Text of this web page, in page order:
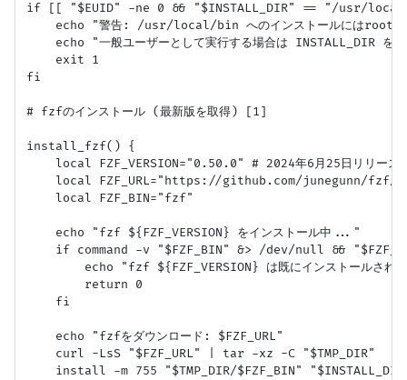
if [[ "$EUID" -ne 0 && "$INSTALL_DIR" == "/usr/
echo "警告: /usr/local/bin へのインストールにはroot権
echo "一般ユーザーとして実行する場合は INSTALL_DIR
    exit 1
fi
# fzfのインストール (最新版を取得) [1]
install_fzf() {
local FZF_VERSION="0.50.0" # 2024年6月25日リリース
local FZF_URL="https://github.com/junegunn/
    local FZF_BIN="fzf"
    echo "fzf ${FZF_VERSION} をインストール中..."
if command -v "$FZF_BIN" &> /dev/null &&
echo "fzf ${FZF_VERSION} は既にインストールされて
        return 0
    fi
    echo "fzfをダウンロード: $FZF_URL"
    curl -LsS "$FZF_URL" | tar -xz -C "$TMP_DIR"
install -m 755 "$TMP_DIR/$FZF_BIN"